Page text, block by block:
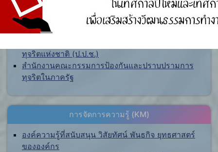
ศูนย์ร้องเรียน
ทุจริตแห่งชาติ (ป.ป.ช.)
สำนักงานคณะกรรมการป้องกันและปราบปรามการ
ทุจริตในภาครัฐ
การจัดการความรู้ (KM)
องค์ความรู้ที่สนับสนุน วิสัยทัศน์ พันธกิจ ยุทธศาสตร์
ขององค์กร